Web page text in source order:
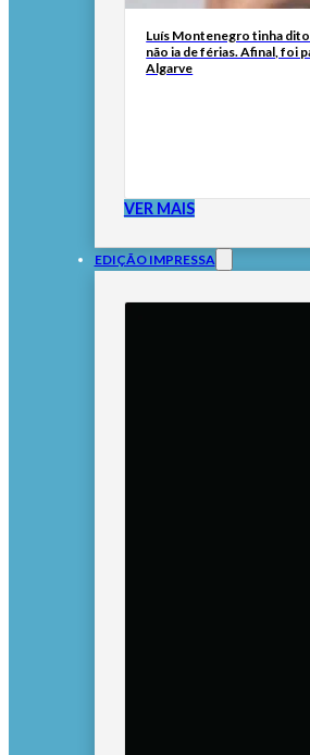
Luís Montenegro tinha
não ia de férias. Afinal, foi
Algarve
VER MAIS
EDIÇÃO IMPRESSA